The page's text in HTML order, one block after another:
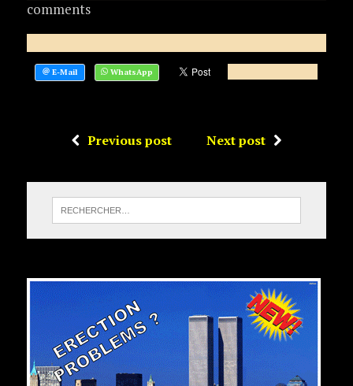
comments
Previous post Next post